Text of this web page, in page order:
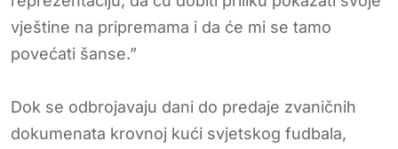
vještine na pripremama i da će mi se tamo
povećati šanse.”
Dok se odbrojavaju dani do predaje zvaničnih
dokumenata krovnoj kući svjetskog fudbala,